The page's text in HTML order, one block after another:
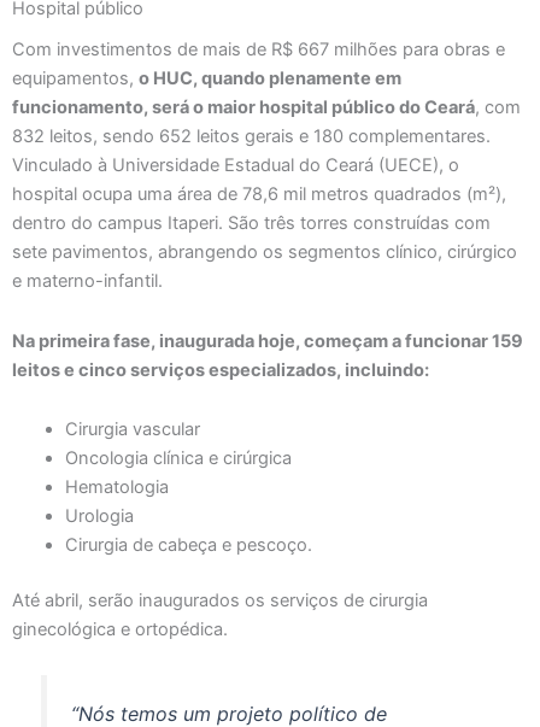
Hospital público
Com investimentos de mais de R$ 667 milhões para obras e
equipamentos, o HUC, quando plenamente em
funcionamento, será o maior hospital público do Ceará, com
832 leitos, sendo 652 leitos gerais e 180 complementares.
Vinculado à Universidade Estadual do Ceará (UECE), o
hospital ocupa uma área de 78,6 mil metros quadrados (m²),
dentro do campus Itaperi. São três torres construídas com
sete pavimentos, abrangendo os segmentos clínico, cirúrgico
e materno-infantil.
Na primeira fase, inaugurada hoje, começam a funcionar 159
leitos e cinco serviços especializados, incluindo:
Cirurgia vascular
Oncologia clínica e cirúrgica
Hematologia
Urologia
Cirurgia de cabeça e pescoço.
Até abril, serão inaugurados os serviços de cirurgia
ginecológica e ortopédica.
“Nós temos um projeto político de